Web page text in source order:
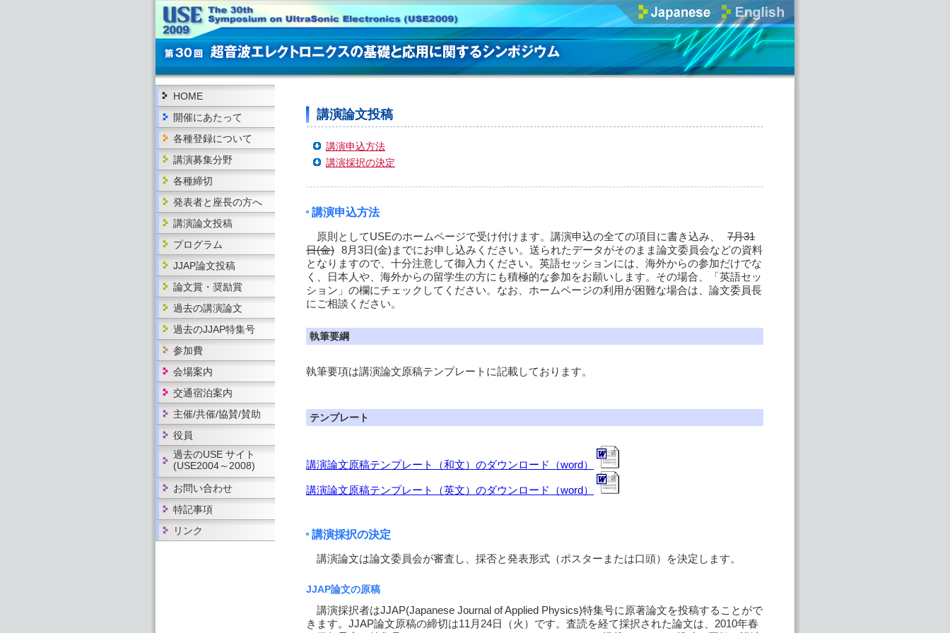
HOME
開催にあたって
各種登録について
講演募集分野
各種締切
発表者と座長の方へ
講演論文投稿
プログラム
JJAP論文投稿
論文賞・奨励賞
過去の講演論文
過去のJJAP特集号
参加費
会場案内
交通宿泊案内
主催/共催/協賛/賛助
役員
過去のUSE サイト
(USE2004～2008)
お問い合わせ
特記事項
リンク
講演論文投稿
講演申込方法
講演採択の決定
講演申込方法
原則としてUSEのホームページで受け付けます。講演申込の全ての項目に書き込み、
7月31
日(金) 8月3日(金)までにお申し込みください。送られたデータがそのまま論文委員会などの資料
となりますので、十分注意して御入力ください。英語セッションには、海外からの参加だけでな
く、日本人や、海外からの留学生の方にも積極的な参加をお願いします。その場合、「英語セッ
ション」の欄にチェックしてください。なお、ホームページの利用が困難な場合は、論文委員長
にご相談ください。
執筆要綱
執筆要項は講演論文原稿テンプレートに記載しております。
テンプレート
講演論文原稿テンプレート（和文）のダウンロード（word）
講演論文原稿テンプレート（英文）のダウンロード（word）
講演採択の決定
講演論文は論文委員会が審査し、採否と発表形式（ポスターまたは口頭）を決定します。
JJAP論文の原稿
講演採択者はJJAP(Japanese Journal of Applied Physics)特集号に原著論文を投稿することがで
きます。JJAP論文原稿の締切は11月24日（火）です。査読を経て採択された論文は、2010年春